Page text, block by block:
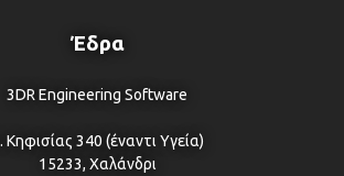
Έδρα
3DR Engineering Software
Κηφισίας 340 (έναντι Υγεία)
15233, Χαλάνδρι